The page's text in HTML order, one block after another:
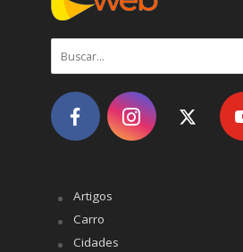
Artigos
Carro
Cidades